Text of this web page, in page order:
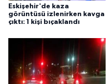
Eskişehir'de kaza
görüntüsü izlenirken kavga
çıktı: 1 kişi bıçaklandı